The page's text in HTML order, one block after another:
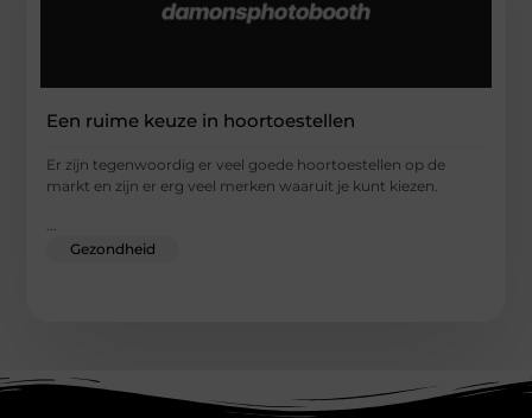
Een ruime keuze in hoortoestellen
Er zijn tegenwoordig er veel goede hoortoestellen op de
markt en zijn er erg veel merken waaruit je kunt kiezen.
Gezondheid